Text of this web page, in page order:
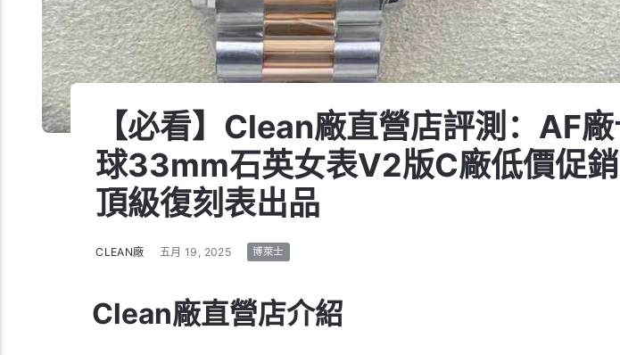
【必看】Clean廠直營店評測：AF
球33mm石英女表V2版C廠低價促
頂級復刻表出品
CLEAN廠 五月 19, 2025 博萊士
Clean廠直營店介紹